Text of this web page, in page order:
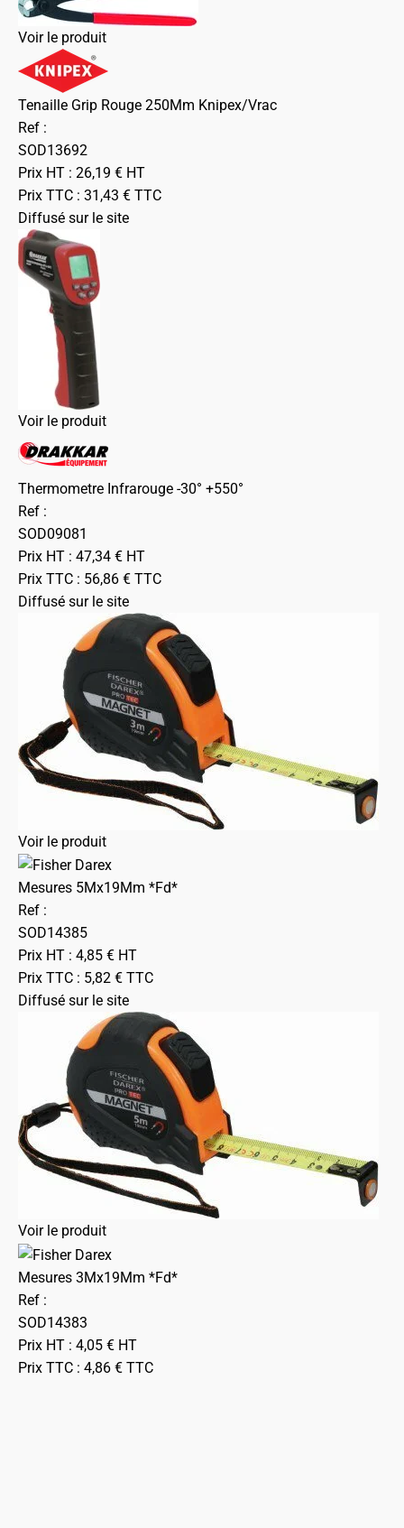
Voir le produit
Tenaille Grip Rouge 250Mm Knipex/Vrac
Ref :
SOD13692
Prix HT : 26,19 € HT
Prix TTC : 31,43 € TTC
Diffusé sur le site
Voir le produit
Thermometre Infrarouge -30° +550°
Ref :
SOD09081
Prix HT : 47,34 € HT
Prix TTC : 56,86 € TTC
Diffusé sur le site
Voir le produit
Mesures 5Mx19Mm *Fd*
Ref :
SOD14385
Prix HT : 4,85 € HT
Prix TTC : 5,82 € TTC
Diffusé sur le site
Voir le produit
Mesures 3Mx19Mm *Fd*
Ref :
SOD14383
Prix HT : 4,05 € HT
Prix TTC : 4,86 € TTC